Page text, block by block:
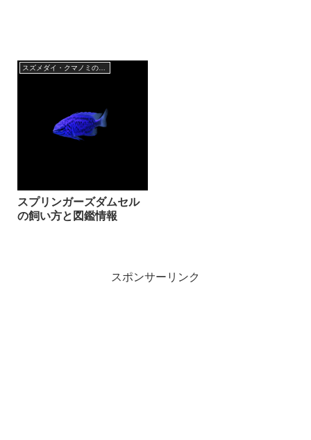
スズメダイ・クマノミの仲間
スプリンガーズダムセル
の飼い方と図鑑情報
スポンサーリンク